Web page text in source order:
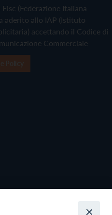
(Federazione Italiana
aderito allo IAP (Istituto
accettando il Codice di
Commerciale